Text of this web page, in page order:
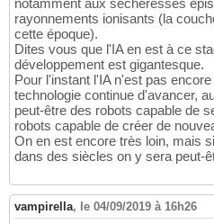
notamment aux sécheresses
rayonnements ionisants (la
cette époque).
Dites vous que l'IA en est à ce
développement est gigantesque.
Pour l'instant l'IA n'est pas
technologie continue d'avancer,
peut-être des robots capable de
robots capable de créer de
On en est encore très loin, mais
dans des siècles on y sera peut-
vampirella, le 04/09/2019 à 16h26